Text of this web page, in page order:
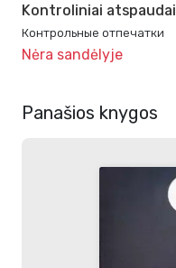
Kontroliniai atspaudai
Контрольные отпечатки
Nėra sandėlyje
Panašios knygos